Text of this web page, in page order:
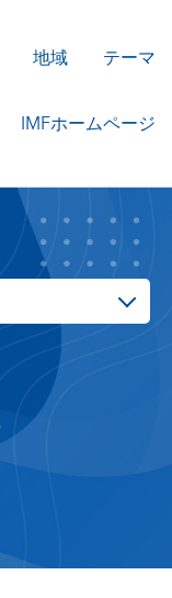
地域 テーマ
IMFホームページ